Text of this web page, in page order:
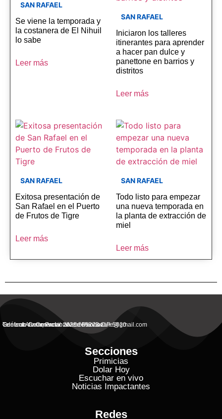
SAN RAFAEL
Se viene la temporada y
la costanera de El Nihuil
lo sabe
Leer más
SAN RAFAEL
Iniciaron los talleres
itinerantes para aprender
a hacer pan dulce y
panettone en barrios y
distritos
Leer más
SAN RAFAEL
Exitosa presentación de
San Rafael en el Puerto
de Frutos de Tigre
Leer más
SAN RAFAEL
Todo listo para empezar
una nueva temporada en
la planta de extracción de
miel
Leer más
General Alvear, Provincial de Mendoza
Contacto Commercial: alvearvisionanline@gmail.com
Teléfono de Contacto: 2625 506273 C.P. 5620
Secciones
Primicias
Dolar Hoy
Escuchar en vivo
Noticias Impactantes
Redes